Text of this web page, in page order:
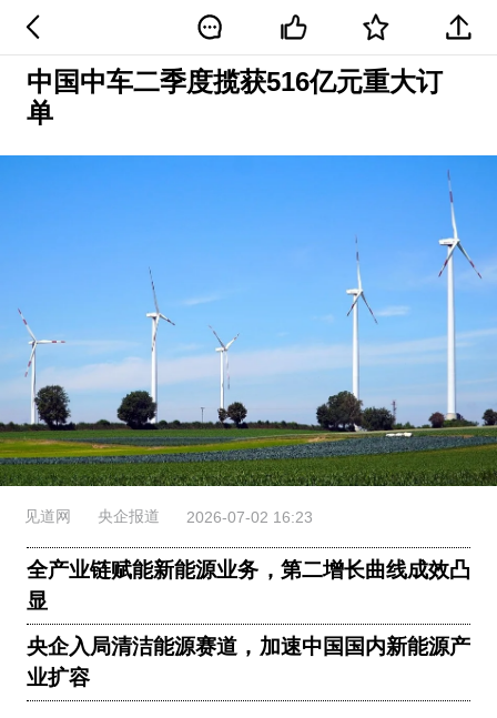
中国中车二季度揽获516亿元重大订
单
见道网 央企报道 2026-07-02 16:23
全产业链赋能新能源业务，第二增长曲线成效凸
显
央企入局清洁能源赛道，加速中国国内新能源产
业扩容